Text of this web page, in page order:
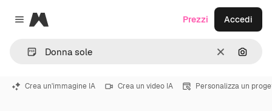
Close menu
Magnific
CancellaCerca
Prezzi Accedi
Crea un'immagine IA Crea un video IA Personalizza un